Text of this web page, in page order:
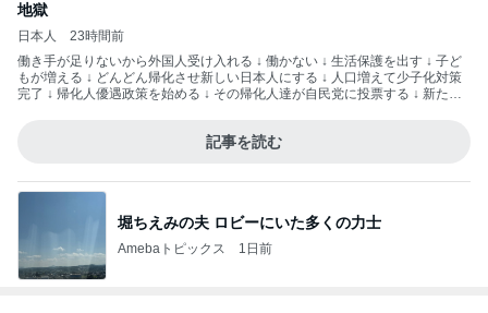
地獄
日本人
23時間前
働き手が足りないから外国人受け入れる ↓ 働かない ↓ 生活保護を出す ↓ 子ど
もが増える ↓ どんどん帰化させ新しい日本人にする ↓ 人口増えて少子化対策
完了 ↓ 帰化人優遇政策を始める ↓ その帰化人達が自民党に投票する ↓ 新たな
記事を読む
堀ちえみの夫 ロビーにいた多くの力士
Amebaトピックス 1日前